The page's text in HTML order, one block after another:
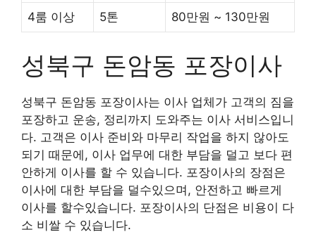
4룸 이상 5톤 80만원 ~ 130만원
성북구 돈암동 포장이사
성북구 돈암동 포장이사는 이사 업체가 고객의 짐을
포장하고 운송, 정리까지 도와주는 이사 서비스입니
다. 고객은 이사 준비와 마무리 작업을 하지 않아도
되기 때문에, 이사 업무에 대한 부담을 덜고 보다 편
안하게 이사를 할 수 있습니다. 포장이사의 장점은
이사에 대한 부담을 덜수있으며, 안전하고 빠르게
이사를 할수있습니다. 포장이사의 단점은 비용이 다
소 비쌀 수 있습니다.